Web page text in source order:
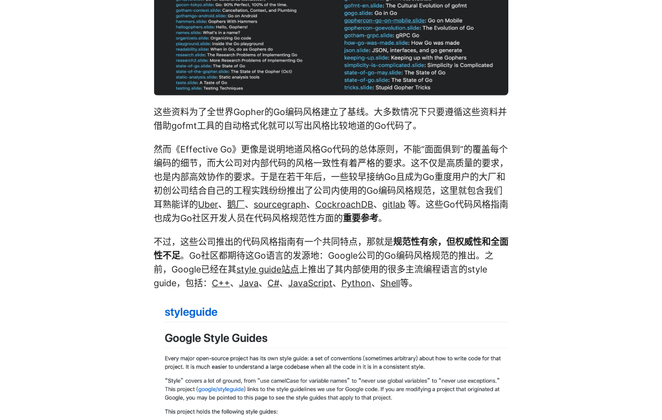
这些资料为了全世界Gopher的Go编码风格建立了基线。大多数情况下只要遵循这些资料并
借助gofmt工具的自动格式化就可以写出风格比较地道的Go代码了。
然而《Effective Go》更像是说明地道风格Go代码的总体原则，不能“面面俱到”的覆盖每个
编码的细节，而大公司对内部代码的风格一致性有着严格的要求。这不仅是高质量的要求，
也是内部高效协作的要求。于是在若干年后，一些较早接纳Go且成为Go重度用户的大厂和
初创公司结合自己的工程实践纷纷推出了公司内使用的Go编码风格规范，这里就包含我们
耳熟能详的Uber、 鹅厂、 sourcegraph、 CockroachDB、 gitlab 等。这些Go代码风格指南
也成为Go社区开发人员在代码风格规范性方面的重要参考。
不过，这些公司推出的代码风格指南有一个共同特点，那就是规范性有余，但权威性和全面
性不足。Go社区都期待这Go语言的发源地：Google公司的Go编码风格规范的推出。之
前，Google已经在其style guide站点上推出了其内部使用的很多主流编程语言的style
guide，包括： C++、 Java、 C#、 JavaScript、 Python、 Shell等。